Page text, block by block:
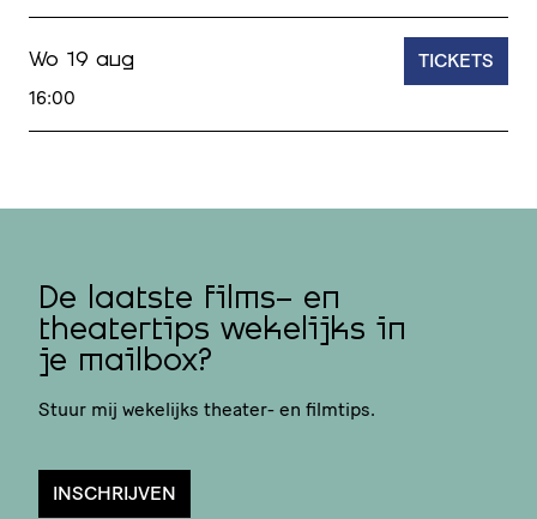
Wo 19 aug
16:00
TICKETS
De laatste films- en
theatertips wekelijks in
je mailbox?
Stuur mij wekelijks theater- en filmtips.
INSCHRIJVEN